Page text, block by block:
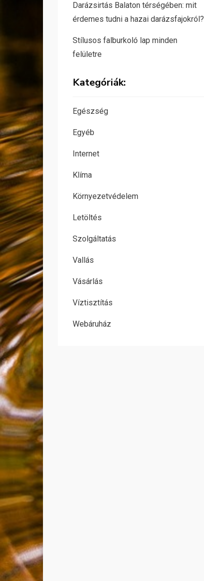
Darázsirtás Balaton térségében: mit
érdemes tudni a hazai darázsfajokról?
Stílusos falburkoló lap minden
felületre
Kategóriák:
Egészség
Egyéb
Internet
Klíma
Környezetvédelem
Letöltés
Szolgáltatás
Vallás
Vásárlás
Víztisztítás
Webáruház